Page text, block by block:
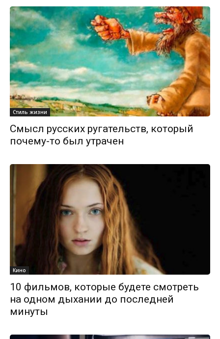
Стиль жизни
Смысл русских ругательств, который
почему-то был утрачен
Кино
10 фильмов, которые будете смотреть
на одном дыхании до последней
минуты